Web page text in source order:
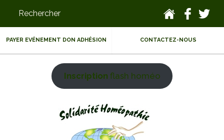
PAYER EVÉNEMENT DON ADHÉSION CONTACTEZ-NOUS
Inscription flash homéo